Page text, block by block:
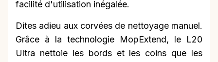
facilité d'utilisation inégalée.
Dites adieu aux corvées de nettoyage manuel.
Grâce à la technologie MopExtend, le L20
Ultra nettoie les bords et les coins que les